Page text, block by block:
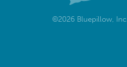
©2026 Bluepillow, Inc.